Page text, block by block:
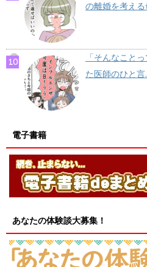
の離婚を考える
「そんなこと
た医師のひと
電子書籍
あなたの体験談大募集！